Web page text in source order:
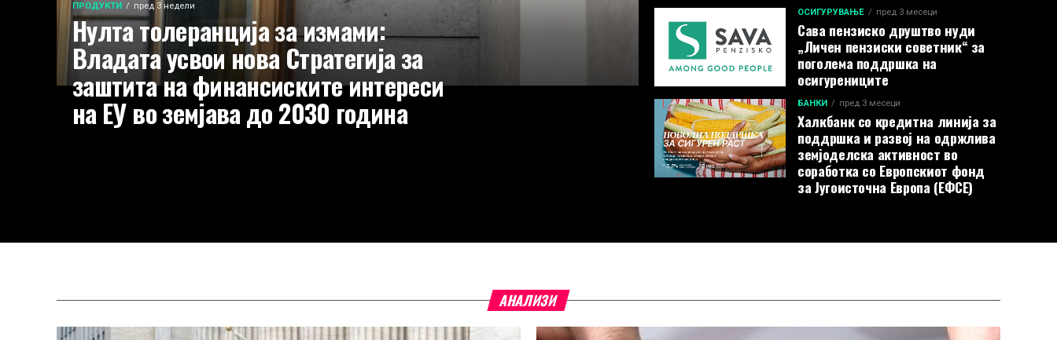
ПРОДУКТИ пред 3 недели
Нулта толеранција за измами:
Владата усвои нова Стратегија за
заштита на финансиските интереси
на ЕУ во земјава до 2030 година
ОСИГУРУВАЊЕ пред 3 месеци
Сава пензиско друштво нуди
„Личен пензиски советник“ за
поголема поддршка на
осигурениците
БАНКИ пред 3 месеци
Халкбанк со кредитна линија за
поддршка и развој на одржлива
земјоделска активност во
соработка со Европскиот фонд
за Југоисточна Европа (ЕФСЕ)
АНАЛИЗИ